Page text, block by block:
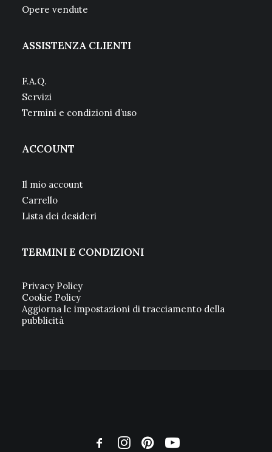
Opere vendute
ASSISTENZA CLIENTI
F.A.Q.
Servizi
Termini e condizioni d’uso
ACCOUNT
Il mio account
Carrello
Lista dei desideri
TERMINI E CONDIZIONI
Privacy Policy
Cookie Policy
Aggiorna le impostazioni di tracciamento della
pubblicità